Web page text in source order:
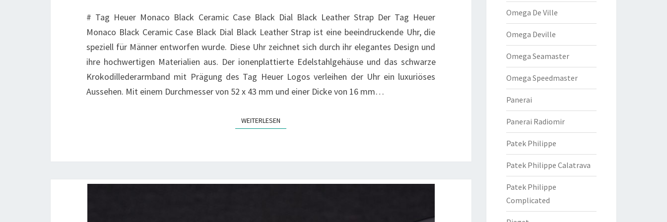
BLACK
DIAL
BLACK
LEATHER
STRAP
# Tag Heuer Monaco Black Ceramic Case Black Dial Black Leather Strap Der Tag Heuer
Monaco Black Ceramic Case Black Dial Black Leather Strap ist eine beeindruckende Uhr, die
speziell für Männer entworfen wurde. Diese Uhr zeichnet sich durch ihr elegantes Design und
ihre hochwertigen Materialien aus. Der ionenplattierte Edelstahlgehäuse und das schwarze
Krokodillederarmband mit Prägung des Tag Heuer Logos verleihen der Uhr ein luxuriöses
Aussehen. Mit einem Durchmesser von 52 x 43 mm und einer Dicke von 16 mm…
WEITERLESEN
Omega De Ville
Omega Deville
Omega Seamaster
Omega Speedmaster
Panerai
Panerai Radiomir
Patek Philippe
Patek Philippe Calatrava
Patek Philippe
Complicated